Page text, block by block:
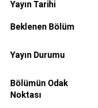
Yayın Tarihi
Beklenen Bölüm
Yayın Durumu
Bölümün Odak
Noktası